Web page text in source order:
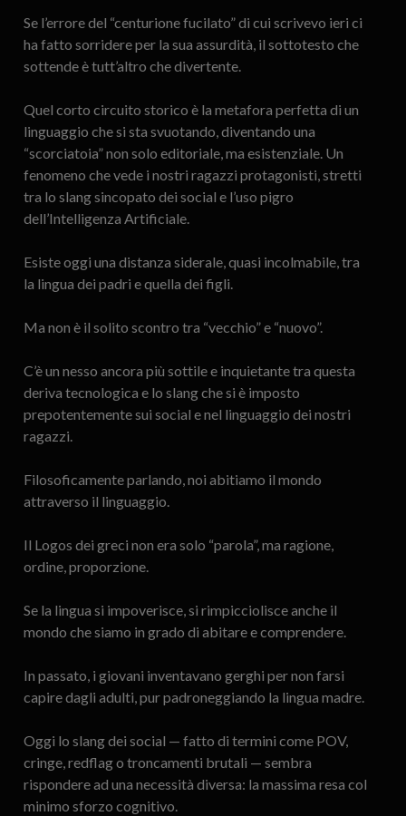
Se l’errore del “centurione fucilato” di cui scrivevo ieri ci
ha fatto sorridere per la sua assurdità, il sottotesto che
sottende è tutt’altro che divertente.
Quel corto circuito storico è la metafora perfetta di un
linguaggio che si sta svuotando, diventando una
“scorciatoia” non solo editoriale, ma esistenziale. Un
fenomeno che vede i nostri ragazzi protagonisti, stretti
tra lo slang sincopato dei social e l’uso pigro
dell’Intelligenza Artificiale.
Esiste oggi una distanza siderale, quasi incolmabile, tra
la lingua dei padri e quella dei figli.
Ma non è il solito scontro tra “vecchio” e “nuovo”.
C’è un nesso ancora più sottile e inquietante tra questa
deriva tecnologica e lo slang che si è imposto
prepotentemente sui social e nel linguaggio dei nostri
ragazzi.
Filosoficamente parlando, noi abitiamo il mondo
attraverso il linguaggio.
Il Logos dei greci non era solo “parola”, ma ragione,
ordine, proporzione.
Se la lingua si impoverisce, si rimpicciolisce anche il
mondo che siamo in grado di abitare e comprendere.
In passato, i giovani inventavano gerghi per non farsi
capire dagli adulti, pur padroneggiando la lingua madre.
Oggi lo slang dei social — fatto di termini come POV,
cringe, redflag o troncamenti brutali — sembra
rispondere ad una necessità diversa: la massima resa col
minimo sforzo cognitivo.